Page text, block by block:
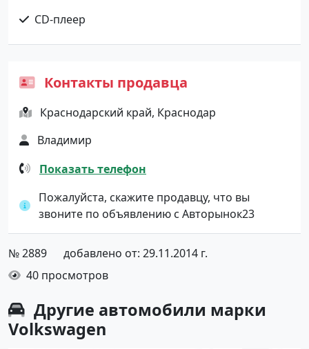
CD-плеер
Контакты продавца
Краснодарский край, Краснодар
Владимир
Показать телефон
Пожалуйста, скажите продавцу, что вы
звоните по объявлению с Авторынок23
№ 2889
добавлено от: 29.11.2014 г.
40 просмотров
Другие автомобили марки
Volkswagen